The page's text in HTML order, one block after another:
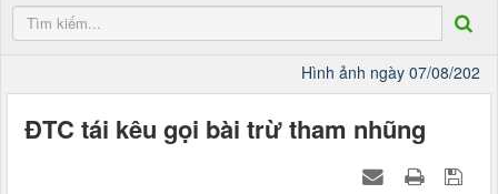
Hình ảnh ngày 07/08/2026
ĐTC tái kêu gọi bài trừ tham nhũng